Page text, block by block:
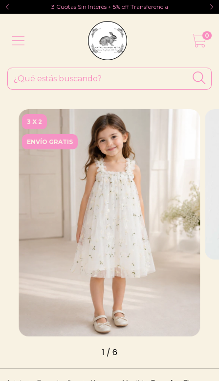
3 Cuotas Sin Interés + 5% off Transferencia
0
3 X 2
ENVÍO GRATIS
1 / 6